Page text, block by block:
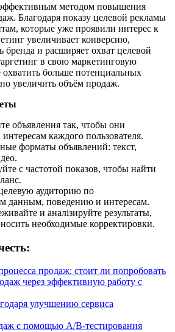
эффективным методом повышения
Благодаря показу целевой рекламы
которые уже проявили интерес к
увеличивает конверсию,
бренда и расширяет охват целевой
в свою маркетинговую
охватить больше потенциальных
увеличить объём продаж.
объявления так, чтобы они
интересам каждого пользователя.
форматы объявлений: текст,
с частотой показов, чтобы найти
аудиторию по
данным, поведению и интересам.
и аналізируйте результаты,
необходимые корректировки.
продаж: стоит ли попробовать
через эффективную работу с
улучшению сервиса
с помощью A/B-тестирования